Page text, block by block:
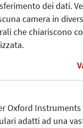
dei dati.
camera in
che chiariscono
Oxford
adatti ad una